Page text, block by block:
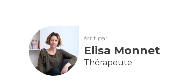
écrit par
Elisa Monnet
Thérapeute